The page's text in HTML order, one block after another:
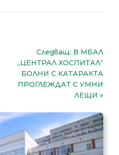
Следващ: В МБАЛ
„ЦЕНТРАЛ ХОСПИТАЛ“
БОЛНИ С КАТАРАКТА
ПРОГЛЕЖДАТ С УМНИ
ЛЕЩИ